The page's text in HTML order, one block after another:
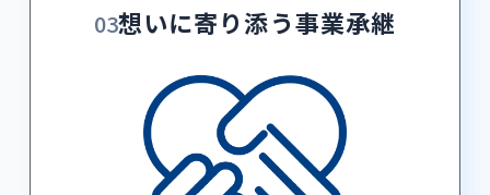
03想いに寄り添う事業承継